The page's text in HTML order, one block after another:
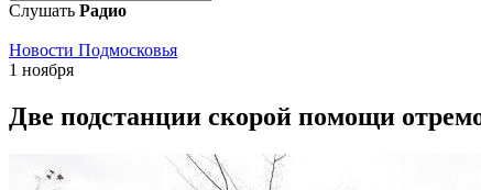
Слушать Радио
Новости Подмосковья
1 ноября
Две подстанции скорой помощи